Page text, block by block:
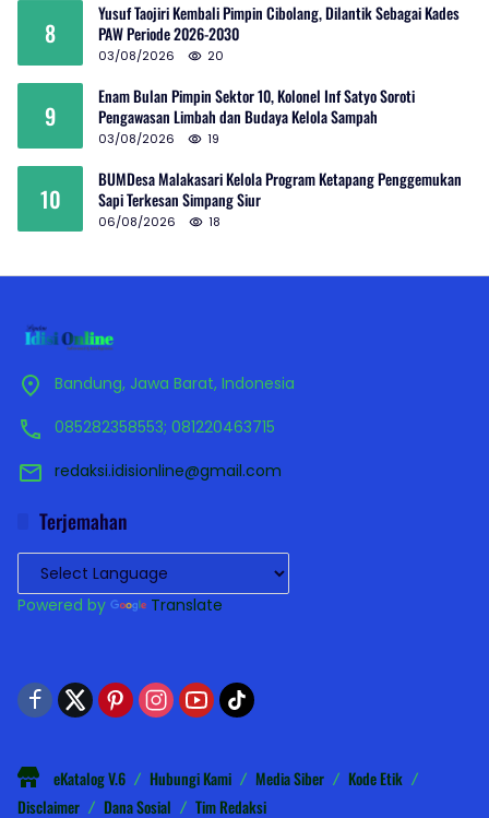
8
Yusuf Taojiri Kembali Pimpin Cibolang, Dilantik Sebagai Kades
PAW Periode 2026-2030
03/08/2026 20
9
Enam Bulan Pimpin Sektor 10, Kolonel Inf Satyo Soroti
Pengawasan Limbah dan Budaya Kelola Sampah
03/08/2026 19
10
BUMDesa Malakasari Kelola Program Ketapang Penggemukan
Sapi Terkesan Simpang Siur
06/08/2026 18
Bandung, Jawa Barat, Indonesia
085282358553; 081220463715
redaksi.idisionline@gmail.com
Terjemahan
Powered by Translate
eKatalog V.6 Hubungi Kami Media Siber
Kode Etik
Disclaimer
Dana Sosial Tim Redaksi